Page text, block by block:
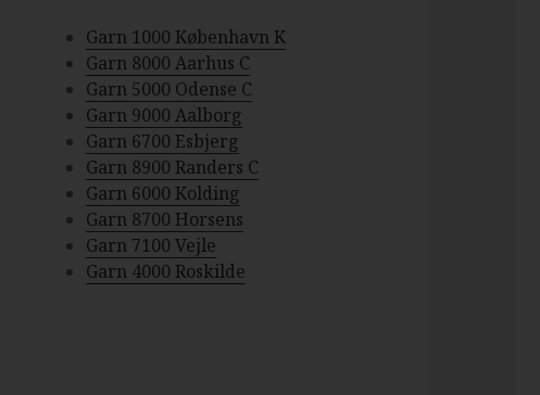
Garn 1000 København K
Garn 8000 Aarhus C
Garn 5000 Odense C
Garn 9000 Aalborg
Garn 6700 Esbjerg
Garn 8900 Randers C
Garn 6000 Kolding
Garn 8700 Horsens
Garn 7100 Vejle
Garn 4000 Roskilde